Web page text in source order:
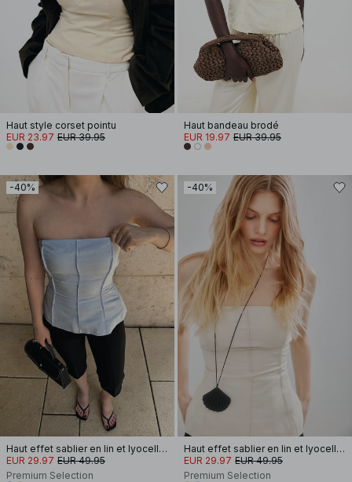
Haut style corset pointu
EUR 23.97 EUR 39.95
Haut bandeau brodé
EUR 19.97 EUR 39.95
-40%
Haut effet sablier en lin et lyocell à coutures apparentes
EUR 29.97 EUR 49.95
Premium Selection
-40%
Haut effet sablier en lin et lyocell à coutures apparentes
EUR 29.97 EUR 49.95
Premium Selection